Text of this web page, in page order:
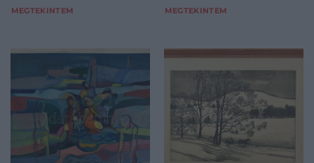
grafikak~500001/Gemes-
MEGTEKINTEM
grafikak~500001/Gaspar-
MEGTEKINTEM